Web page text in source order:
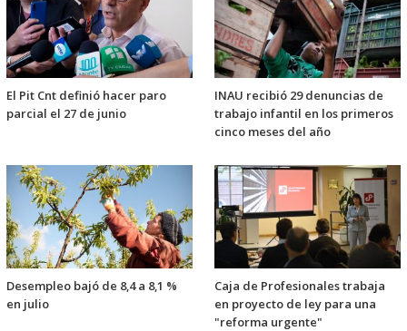
El Pit Cnt definió hacer paro
parcial el 27 de junio
INAU recibió 29 denuncias de
trabajo infantil en los primeros
cinco meses del año
Desempleo bajó de 8,4 a 8,1 %
en julio
Caja de Profesionales trabaja
en proyecto de ley para una
"reforma urgente"